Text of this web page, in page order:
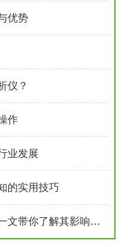
优势
仪？
作
业发展
的实用技巧
生活饮用水中的铁你知道多少？一文带你了解其影响及检测方法